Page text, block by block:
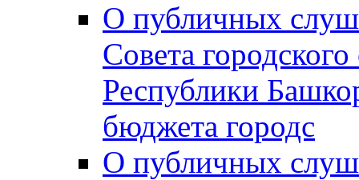
О публичных
Совета
Республики
бюджета городс
О публичных